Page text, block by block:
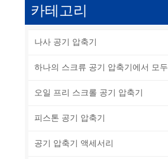
카테고리
나사 공기 압축기
하나의 스크류 공기 압축기에서 모두
오일 프리 스크롤 공기 압축기
피스톤 공기 압축기
공기 압축기 액세서리